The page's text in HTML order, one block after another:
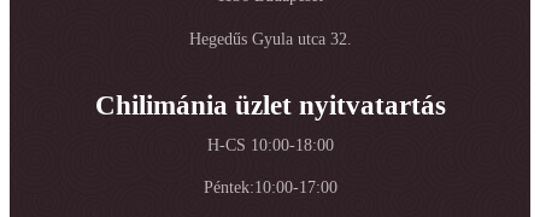
Hegedűs Gyula utca 32.
Chilimánia üzlet nyitvatartás
H-CS 10:00-18:00
Péntek:10:00-17:00